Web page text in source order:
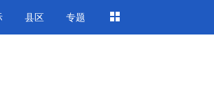
县区 专题